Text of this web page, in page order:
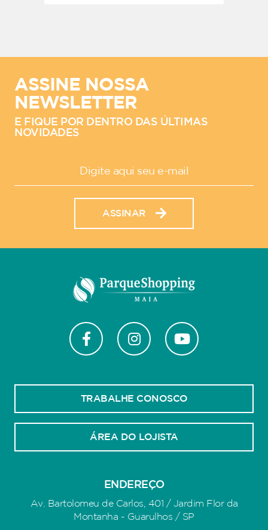
ASSINE NOSSA
NEWSLETTER
E FIQUE POR DENTRO DAS ÚLTIMAS
NOVIDADES
ASSINAR
TRABALHE CONOSCO
ÁREA DO LOJISTA
ENDEREÇO
Av. Bartolomeu de Carlos, 401 / Jardim Flor da
Montanha - Guarulhos / SP